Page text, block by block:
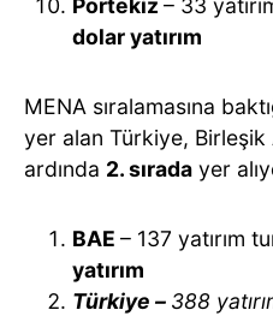
Portekiz – 33
dolar yatırım
MENA sıralamasına
yer alan Türkiye, Birleşik
ardında 2. sırada yer
BAE – 137 yatırım
yatırım
Türkiye – 388